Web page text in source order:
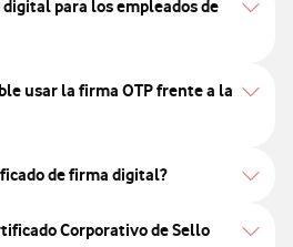
para los empleados de
usar la firma OTP frente a la
de firma digital?
Corporativo de Sello